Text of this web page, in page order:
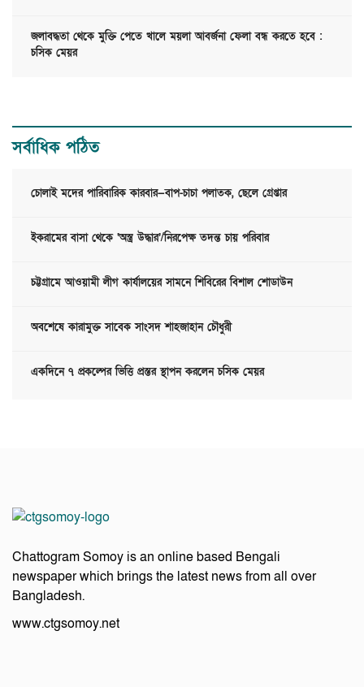
জলাবদ্ধতা থেকে মুক্তি পেতে খালে ময়লা আবর্জনা ফেলা বন্ধ করতে হবে :
চসিক মেয়র
সর্বাধিক পঠিত
চোলাই মদের পারিবারিক কারবার—বাপ-চাচা পলাতক, ছেলে গ্রেপ্তার
ইকরামের বাসা থেকে ‘অস্ত্র উদ্ধার’/নিরপেক্ষ তদন্ত চায় পরিবার
চট্টগ্রামে আওয়ামী লীগ কার্যালয়ের সামনে শিবিরের বিশাল শোডাউন
অবশেষে কারামুক্ত সাবেক সাংসদ শাহজাহান চৌধুরী
একদিনে ৭ প্রকল্পের ভিত্তি প্রস্তর স্থাপন করলেন চসিক মেয়র
Chattogram Somoy is an online based Bengali
newspaper which brings the latest news from all over
Bangladesh.
www.ctgsomoy.net